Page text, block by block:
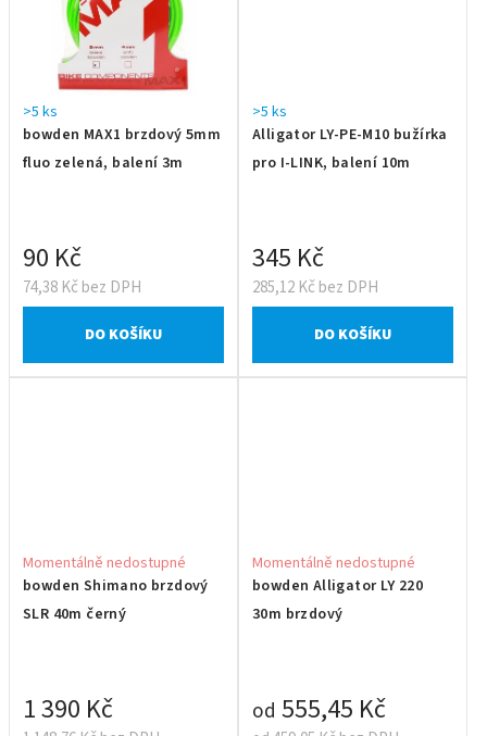
bowden MAX1 brzdový 5mm
fluo zelená, balení 3m
>5 ks
74,38 Kč bez DPH
90 Kč
DO KOŠÍKU
Alligator LY-PE-M10 bužírka
pro I-LINK, balení 10m
>5 ks
285,12 Kč bez DPH
345 Kč
DO KOŠÍKU
bowden Shimano brzdový
SLR 40m černý
Momentálně nedostupné
1 390 Kč
bowden Alligator LY 220
30m brzdový
Momentálně nedostupné
od 555,45 Kč